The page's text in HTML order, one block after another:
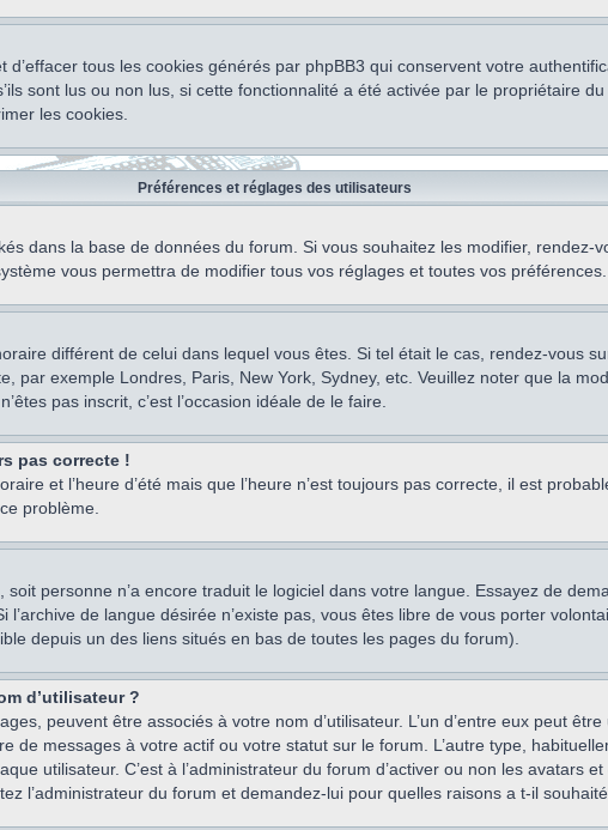
d’effacer tous les cookies générés par phpBB3 qui conservent votre
sont lus ou non lus, si cette fonctionnalité a été activée par le propriétaire
les cookies.
Préférences et réglages des utilisateurs
dans la base de données du forum. Si vous souhaitez les modifier, rendez-
vous permettra de modifier tous vos réglages et toutes vos préférences.
différent de celui dans lequel vous êtes. Si tel était le cas, rendez-vous
par exemple Londres, Paris, New York, Sydney, etc. Veuillez noter que la
pas inscrit, c’est l’occasion idéale de le faire.
pas correcte !
et l’heure d’été mais que l’heure n’est toujours pas correcte, il est
problème.
personne n’a encore traduit le logiciel dans votre langue. Essayez de
l’archive de langue désirée n’existe pas, vous êtes libre de vous porter
depuis un des liens situés en bas de toutes les pages du forum).
d’utilisateur ?
peuvent être associés à votre nom d’utilisateur. L’un d’entre eux peut
de messages à votre actif ou votre statut sur le forum. L’autre type,
utilisateur. C’est à l’administrateur du forum d’activer ou non les avatars
l’administrateur du forum et demandez-lui pour quelles raisons a t-il